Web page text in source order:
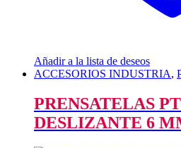
Añadir a la lista de deseos
ACCESORIOS INDUSTRIA,
PRENSATELAS
DESLIZANTE 6